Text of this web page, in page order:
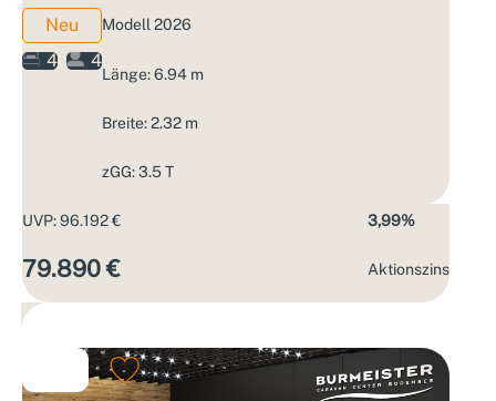
Neu
4
4
Modell 2026
Länge: 6.94 m
Breite: 2.32 m
zGG: 3.5 T
UVP: 96.192 €
79.890 €
3,99%
Aktions­zins